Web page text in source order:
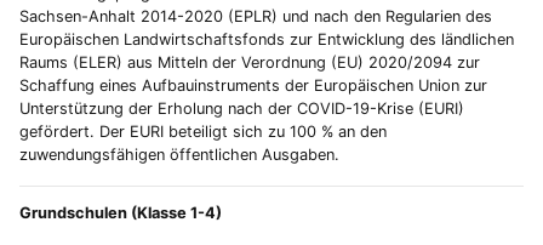
Sachsen-Anhalt 2014-2020 (EPLR) und nach den Regularien des
Europäischen Landwirtschaftsfonds zur Entwicklung des ländlichen
Raums (ELER) aus Mitteln der Verordnung (EU) 2020/2094 zur
Schaffung eines Aufbauinstruments der Europäischen Union zur
Unterstützung der Erholung nach der COVID-19-Krise (EURI)
gefördert. Der EURI beteiligt sich zu 100 % an den
zuwendungsfähigen öffentlichen Ausgaben.
Grundschulen (Klasse 1-4)